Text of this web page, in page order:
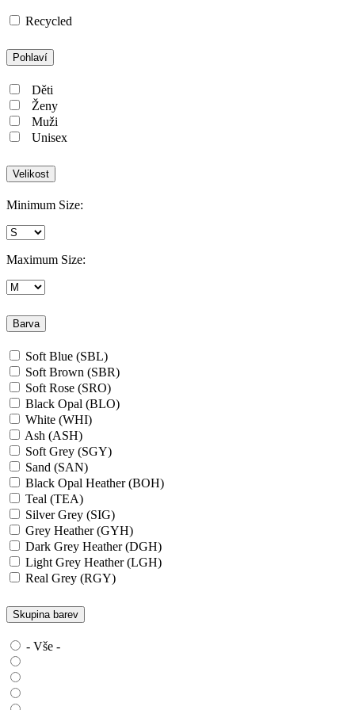
Recycled
Pohlaví
Děti
Ženy
Muži
Unisex
Velikost
Minimum Size:
Maximum Size:
Barva
Soft Blue (SBL)
Soft Brown (SBR)
Soft Rose (SRO)
Black Opal (BLO)
White (WHI)
Ash (ASH)
Soft Grey (SGY)
Sand (SAN)
Black Opal Heather (BOH)
Teal (TEA)
Silver Grey (SIG)
Grey Heather (GYH)
Dark Grey Heather (DGH)
Light Grey Heather (LGH)
Real Grey (RGY)
Granite Grey (GRG)
Grey Steel (GRS)
Dark Grey Melange (DGM)
Skupina barev
- Vše -